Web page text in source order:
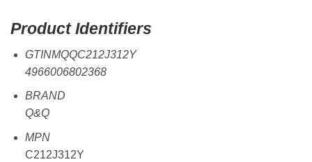
Product Identifiers
GTINMQQC212J312Y
4966006802368
BRAND
Q&Q
MPN
C212J312Y